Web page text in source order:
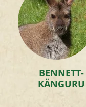
BENNETT-
KÄNGURU